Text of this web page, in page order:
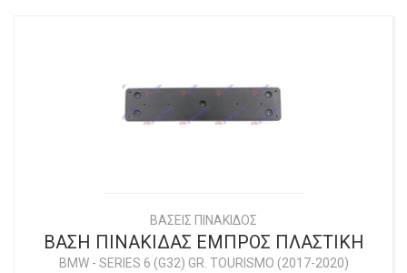
ΒΑΣΕΙΣ ΠΙΝΑΚΙΔΟΣ
ΒΑΣΗ ΠΙΝΑΚΙΔΑΣ ΕΜΠΡΟΣ ΠΛΑΣΤΙΚΗ
BMW- SERIES 6 (G32) GR. TOURISMO (2017-2020)